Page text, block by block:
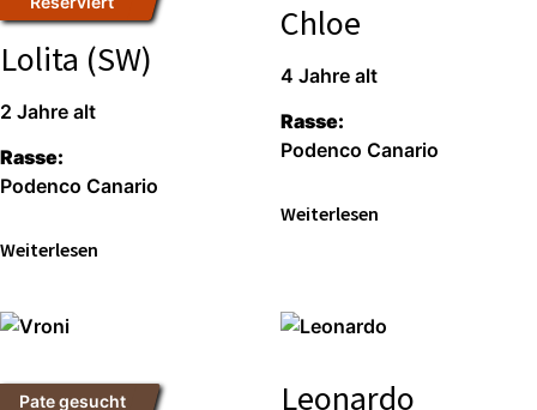
Lolita (SW)
2 Jah­re alt
Ras­se:
Poden­co Cana­rio
Wei­ter­le­sen
Chloe
4 Jah­re alt
Ras­se:
Poden­co Cana­rio
Wei­ter­le­sen
Pate gesucht Leonardo